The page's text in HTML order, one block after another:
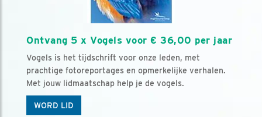
Ontvang 5 x Vogels voor € 36,00 per jaar
Vogels is het tijdschrift voor onze leden, met
prachtige fotoreportages en opmerkelijke verhalen.
Met jouw lidmaatschap help je de vogels.
WORD LID